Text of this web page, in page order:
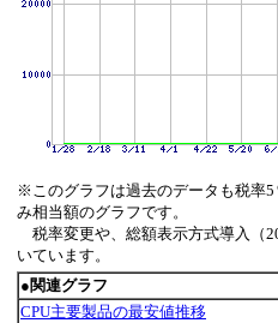
※このグラフは過去のデータも税率
み相当額のグラフです。
税率変更や、総額表示方式導入（
いています。
●関連グラフ
CPU主要製品の最安値推移